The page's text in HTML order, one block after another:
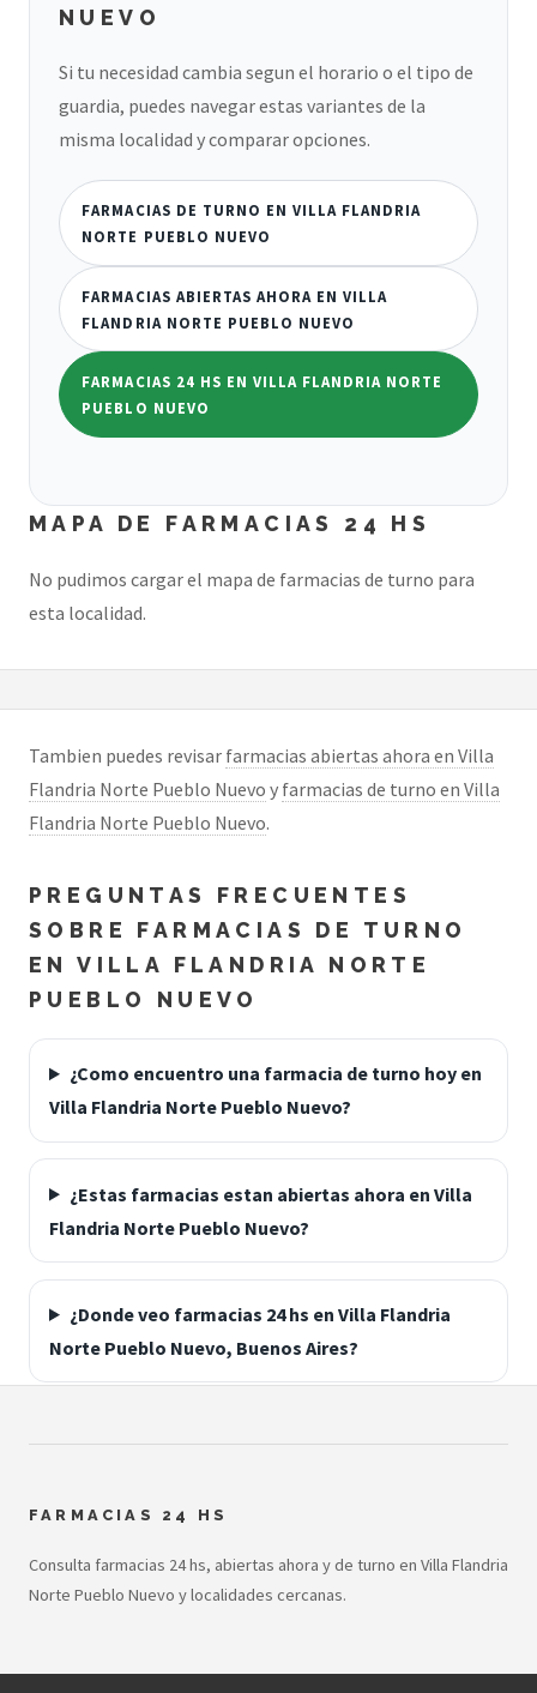
NUEVO
Si tu necesidad cambia segun el horario o el tipo de
guardia, puedes navegar estas variantes de la
misma localidad y comparar opciones.
FARMACIAS DE TURNO EN VILLA FLANDRIA
NORTE PUEBLO NUEVO
FARMACIAS ABIERTAS AHORA EN VILLA
FLANDRIA NORTE PUEBLO NUEVO
FARMACIAS 24 HS EN VILLA FLANDRIA NORTE
PUEBLO NUEVO
MAPA DE FARMACIAS 24 HS
No pudimos cargar el mapa de farmacias de turno para
esta localidad.
Tambien puedes revisar farmacias abiertas ahora en Villa
Flandria Norte Pueblo Nuevo y farmacias de turno en Villa
Flandria Norte Pueblo Nuevo.
PREGUNTAS FRECUENTES
SOBRE FARMACIAS DE TURNO
EN VILLA FLANDRIA NORTE
PUEBLO NUEVO
¿Como encuentro una farmacia de turno hoy en
Villa Flandria Norte Pueblo Nuevo?
¿Estas farmacias estan abiertas ahora en Villa
Flandria Norte Pueblo Nuevo?
¿Donde veo farmacias 24 hs en Villa Flandria
Norte Pueblo Nuevo, Buenos Aires?
FARMACIAS 24 HS
Consulta farmacias 24 hs, abiertas ahora y de turno en Villa Flandria
Norte Pueblo Nuevo y localidades cercanas.